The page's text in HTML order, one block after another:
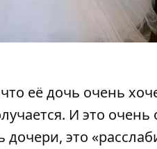
её дочь очень
И это очень
это